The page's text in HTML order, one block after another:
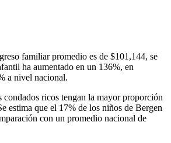
familiar promedio es de $101,144, se
ha aumentado en un 136%, en
a nivel nacional.
ricos tengan la mayor proporción
estima que el 17% de los niños de Bergen
con un promedio nacional de